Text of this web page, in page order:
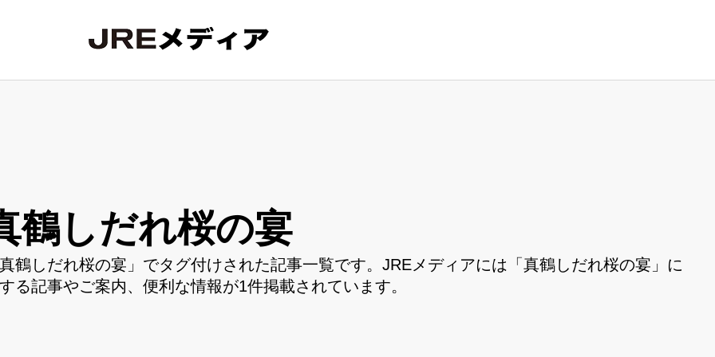
鶴しだれ桜の宴
鶴しだれ桜の宴」でタグ付けされた記事一覧です。JREメディアには「真鶴しだれ桜の宴」に
る記事やご案内、便利な情報が1件掲載されています。